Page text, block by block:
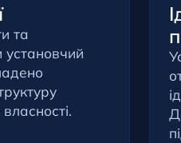
та
установчий